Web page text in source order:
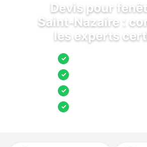
Devis pour
Saint-Nazaire :
les experts
✓
✓
✓
✓